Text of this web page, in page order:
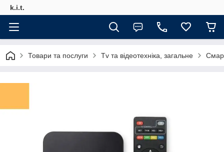
k.i.t.
Товари та послуги Tv та відеотехніка, загальне